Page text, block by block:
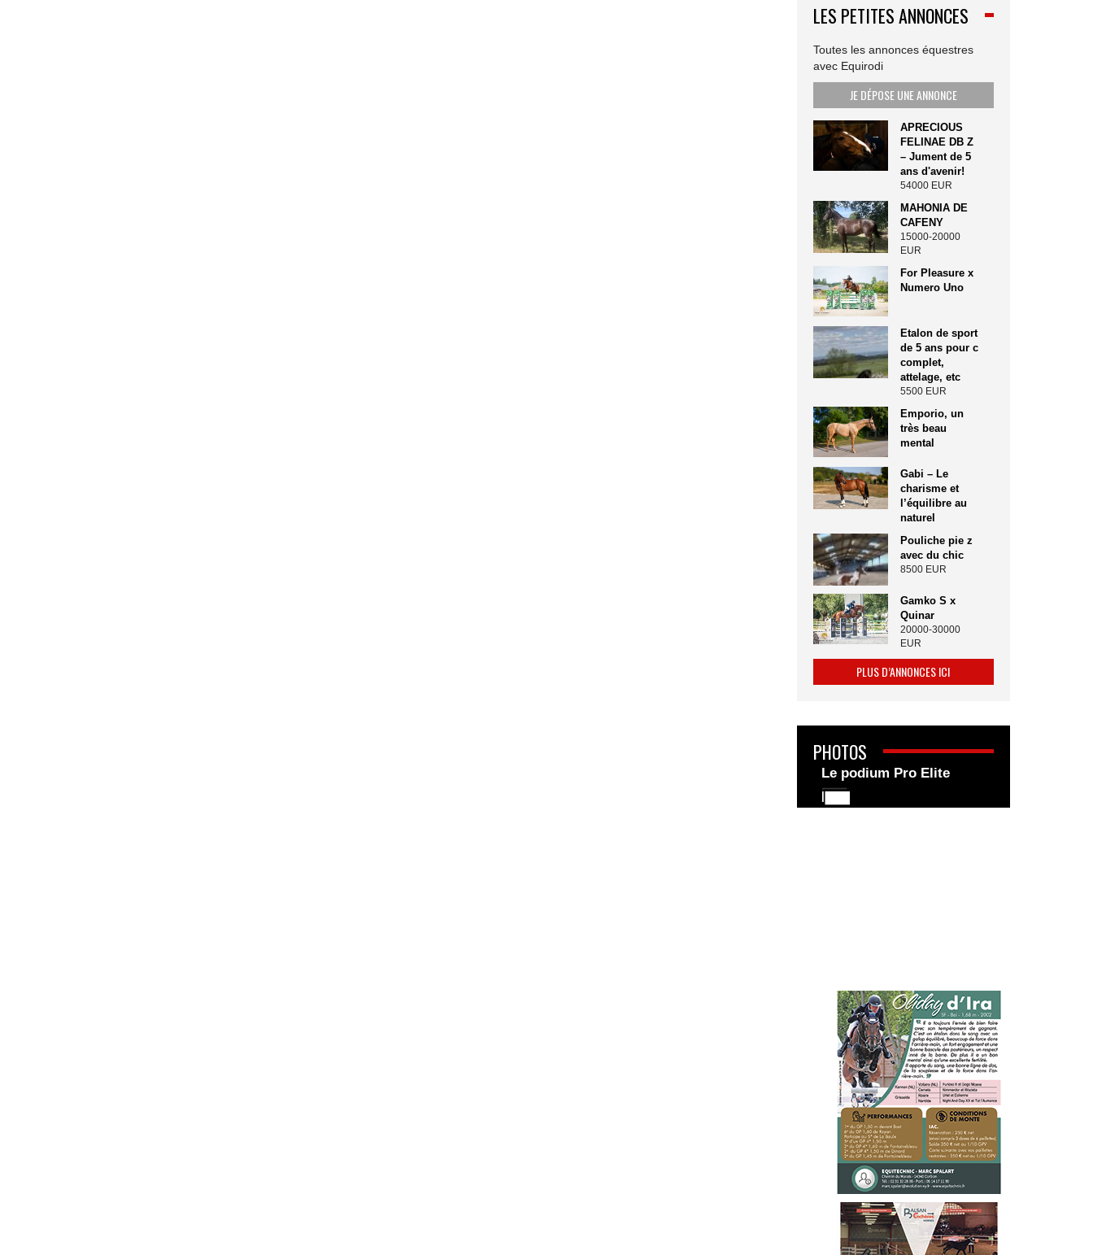
LES PETITES ANNONCES
Toutes les annonces équestres
avec Equirodi
JE DÉPOSE UNE ANNONCE
APRECIOUS
FELINAE DB Z
– Jument de 5
ans d'avenir!
54000 EUR
MAHONIA DE
CAFENY
15000-20000
EUR
For Pleasure x
Numero Uno
Etalon de sport
de 5 ans pour c
complet,
attelage, etc
5500 EUR
Emporio, un
très beau
mental
Gabi – Le
charisme et
l’équilibre au
naturel
Pouliche pie z
avec du chic
8500 EUR
Gamko S x
Quinar
20000-30000
EUR
PLUS D’ANNONCES ICI
PHOTOS
Le podium Pro Elite